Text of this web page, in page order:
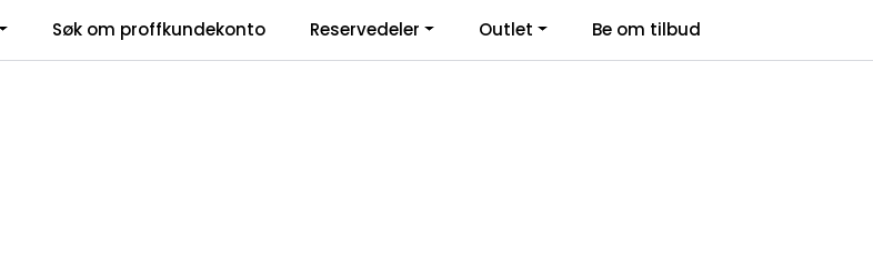
Kontakt Oss Logg inn
Søk om proffkundekonto Reservedeler Outlet Be om tilbud